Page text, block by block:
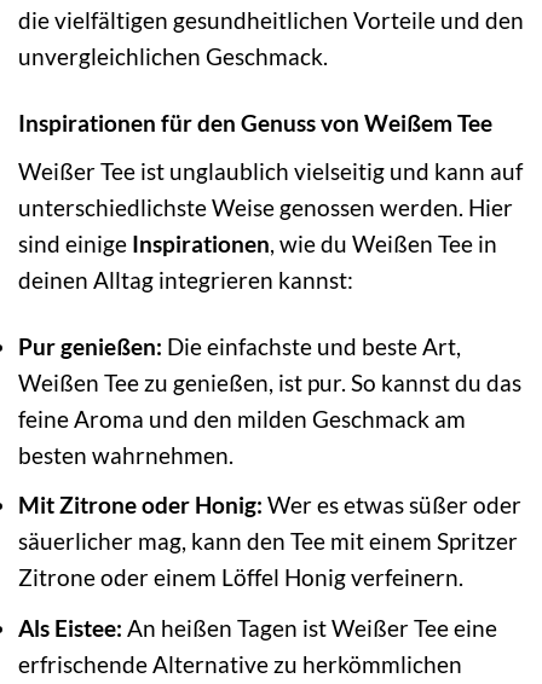
die vielfältigen gesundheitlichen Vorteile und den
unvergleichlichen Geschmack.
Inspirationen für den Genuss von Weißem Tee
Weißer Tee ist unglaublich vielseitig und kann auf
unterschiedlichste Weise genossen werden. Hier
sind einige Inspirationen, wie du Weißen Tee in
deinen Alltag integrieren kannst:
Pur genießen: Die einfachste und beste Art,
Weißen Tee zu genießen, ist pur. So kannst du das
feine Aroma und den milden Geschmack am
besten wahrnehmen.
Mit Zitrone oder Honig: Wer es etwas süßer oder
säuerlicher mag, kann den Tee mit einem Spritzer
Zitrone oder einem Löffel Honig verfeinern.
Als Eistee: An heißen Tagen ist Weißer Tee eine
erfrischende Alternative zu herkömmlichen